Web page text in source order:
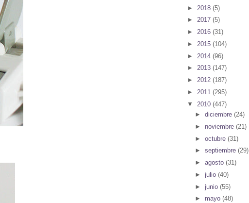
► 2018 (5)
► 2017 (5)
► 2016 (31)
► 2015 (104)
► 2014 (96)
► 2013 (147)
► 2012 (187)
► 2011 (295)
▼ 2010 (447)
► diciembre (24)
► noviembre (21)
► octubre (31)
► septiembre (29)
► agosto (31)
► julio (40)
► junio (55)
► mayo (48)